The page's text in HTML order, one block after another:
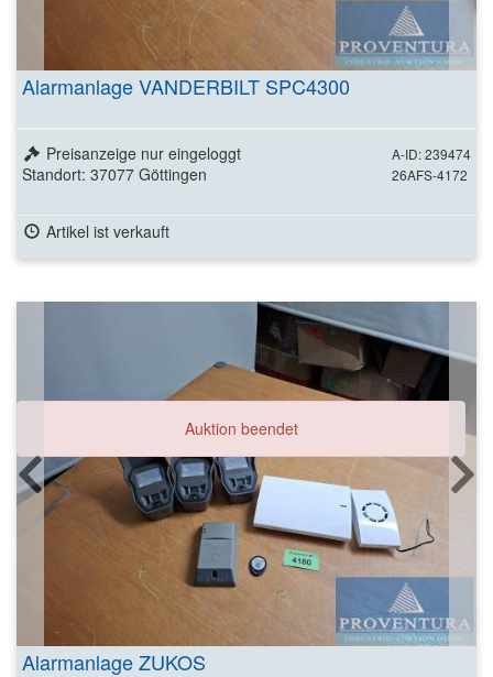
Alarmanlage VANDERBILT SPC4300
A-ID: 239474
26AFS-4172
Preisanzeige nur eingeloggt
Standort: 37077 Göttingen
Artikel ist verkauft
Auktion beendet
Alarmanlage ZUKOS